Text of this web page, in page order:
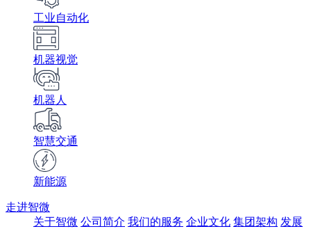
工业自动化
机器视觉
机器人
智慧交通
新能源
走进智微
关于智微 公司简介 我们的服务 企业文化 集团架构 发展